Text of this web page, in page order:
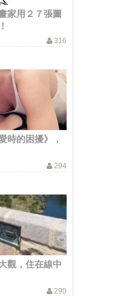
家用２７張圖
316
時的困擾》，
294
觀，住在線中
290